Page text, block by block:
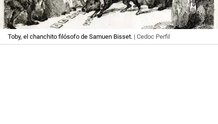
Toby, el chanchito filósofo de Samuen Bisset. | Cedoc Perfil